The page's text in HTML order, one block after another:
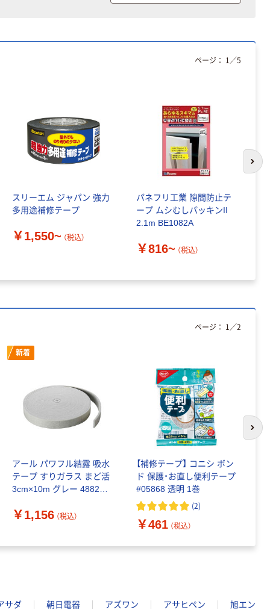
スリーエム ジャパン 強力
多用途補修テープ
￥1,550~ （税込）
パネフリ工業 隙間防止テ
ープ ムシむしパッキンII
2.1m BE1082A
￥816~ （税込）
ページ： 1／5
次
新着
アール パワフル結露 吸水
テープ すりガラス まど活
3cm×10m グレー 488220
￥1,156 （税込）
【補修テープ】 コニシ ボン
ド 保護・お直し便利テープ
#05868 透明 1巻
(2)
￥461 （税込）
ページ： 1 ／2
次
サダ 朝日電器 アズワン アサヒペン
旭エン
スタンダード
￥126~ （税込）
ティッシュペー
パー ボックス
150組 5箱入 ア
スクル スマート
コンパクト ビ
ビッド PEFC認
￥328~
トイレットペー
パー ダブル60
ｍ 再生紙
リサイクル100